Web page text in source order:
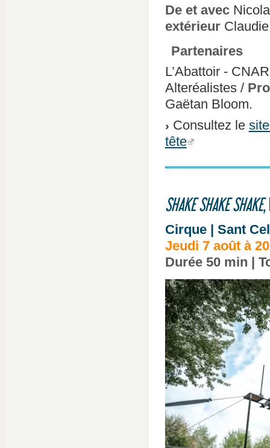
De et avec
extérieur
Partenaires
L’Abattoir -
Alteréalistes /
Gaëtan Bloom.
Consultez le
tête
SHAKE SHAKE SHAKE,
Cirque | Sant
Jeudi 7 août à
Durée 50 min |